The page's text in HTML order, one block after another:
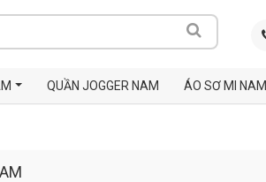
QUẦN JOGGER NAM ÁO SƠ MI NAM